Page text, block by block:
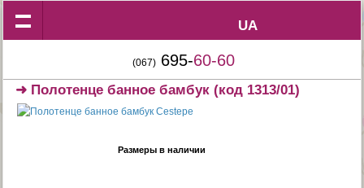
UA
UA
(067) 695-60-60
➜ Полотенце банное бамбук (код 1313/01)
Размеры в наличии